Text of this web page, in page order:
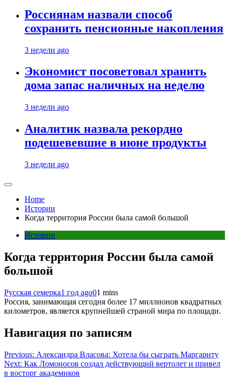
Россиянам назвали способ
сохранить пенсионные накопления
3 недели ago
Экономист посоветовал хранить
дома запас наличных на неделю
3 недели ago
Аналитик назвала рекордно
подешевевшие в июне продукты
3 недели ago
Home
Истории
Когда территория России была самой большой
Истории
Когда территория России была самой
большой
Русская семерка1 год ago01 mins
Россия, занимающая сегодня более 17 миллионов квадратных
километров, является крупнейшей страной мира по площади.
Навигация по записям
Previous: Александра Власова: Хотела бы сыграть Маргариту
Next: Как Ломоносов создал действующий вертолет и привел
в восторг академиков